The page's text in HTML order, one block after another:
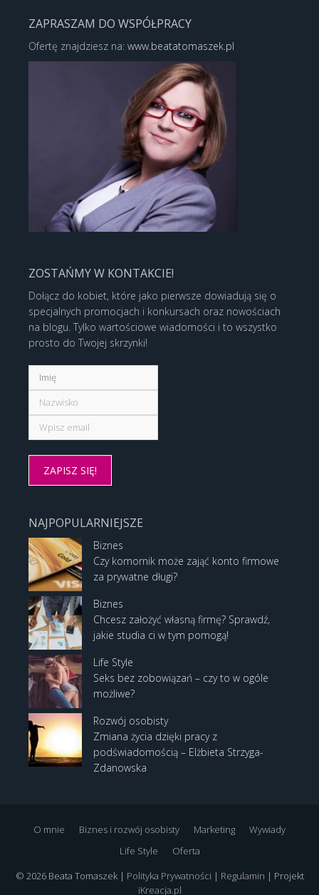
ZAPRASZAM DO WSPÓŁPRACY
Ofertę znajdziesz na: www.beatatomaszek.pl
ZOSTAŃMY W KONTAKCIE!
Dołącz do kobiet, które jako pierwsze dowiadują się o
specjalnych promocjach i konkursach oraz nowościach
na blogu. Tylko wartościowe wiadomości i to wszystko
prosto do Twojej skrzynki!
NAJPOPULARNIEJSZE
Biznes
Czy komornik może zająć konto firmowe
za prywatne długi?
Biznes
Chcesz założyć własną firmę? Sprawdź,
jakie studia ci w tym pomogą!
Life Style
Seks bez zobowiązań – czy to w ogóle
możliwe?
Rozwój osobisty
Zmiana życia dzięki pracy z
podświadomością – Elżbieta Strzyga-
Zdanowska
O mnie Biznes i rozwój osobisty Marketing
Wywiady
Life Style
Oferta
© 2026 Beata Tomaszek | Polityka Prywatności | Regulamin | Projekt
iKreacja.pl